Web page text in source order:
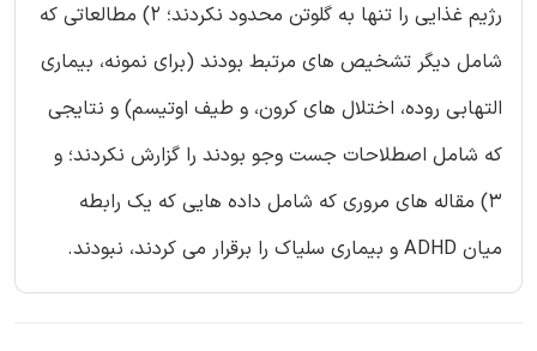
رژیم غذایی را تنها به گلوتن محدود نکردند؛ 2) مطالعاتی که
شامل دیگر تشخیص های مرتبط بودند (برای نمونه، بیماری
التهابی روده، اختلال های کرون، و طیف اوتیسم) و نتایجی
که شامل اصطلاحات جست وجو بودند را گزارش نکردند؛ و
3) مقاله های مروری که شامل داده هایی که یک رابطه
میان ADHD و بیماری سلیاک را برقرار می کردند، نبودند.